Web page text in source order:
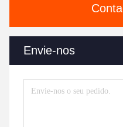
Envie-nos